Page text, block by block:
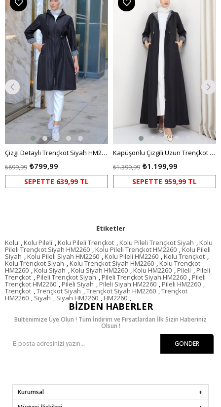
Çizgi Detaylı Trençkot Siyah HM2283
₺799,99
₺899,99
İndirim
SEPETTE 639,99 TL
Kapüşonlu Çizgili Uzun Trençkot Siyah HM2332
₺1.199,99
₺1.399,99
SEPETTE 959,99 TL
Etiketler
Kolu
Kolu Pileli Kolu Pileli Trençkot Kolu Pileli Trençkot Siyah Kolu
Pileli Trençkot Siyah HM2260 Kolu Pileli Trençkot HM2260 Kolu Pileli
Siyah Kolu Pileli Siyah HM2260 Kolu Pileli HM2260 Kolu Trençkot
Kolu Trençkot Siyah Kolu Trençkot Siyah HM2260 Kolu Trençkot
HM2260 Kolu Siyah Kolu Siyah HM2260 Kolu HM2260 Pileli Pileli
Trençkot Pileli Trençkot Siyah Pileli Trençkot Siyah HM2260 Pileli
Trençkot HM2260 Pileli Siyah Pileli Siyah HM2260 Pileli HM2260
Trençkot Trençkot Siyah , Trençkot Siyah HM2260 Trençkot
HM2260 Siyah Siyah HM2260 ,HM2260
BIZDEN HABERLER
Bültenimize Üye Olun ! Tüm İndirim ve Fırsatlardan İlk Sizin Haberiniz
Olsun !
GÖNDER
Kurumsal